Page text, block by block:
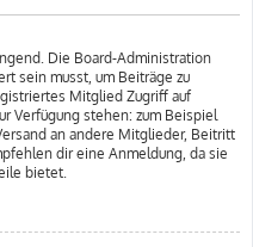
Die Board-Administration
sein musst, um Beiträge zu
Mitglied Zugriff auf
Verfügung stehen: zum Beispiel
an andere Mitglieder, Beitritt
dir eine Anmeldung, da sie
bietet.